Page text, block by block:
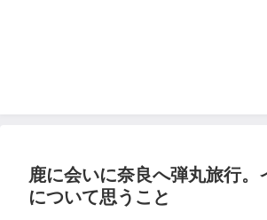
鹿に会いに奈良へ弾丸旅行。
について思うこと